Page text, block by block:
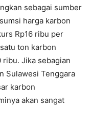
sebagai sumber
harga karbon
Rp16 ribu per
ton karbon
Jika sebagian
Sulawesi Tenggara
karbon
akan sangat